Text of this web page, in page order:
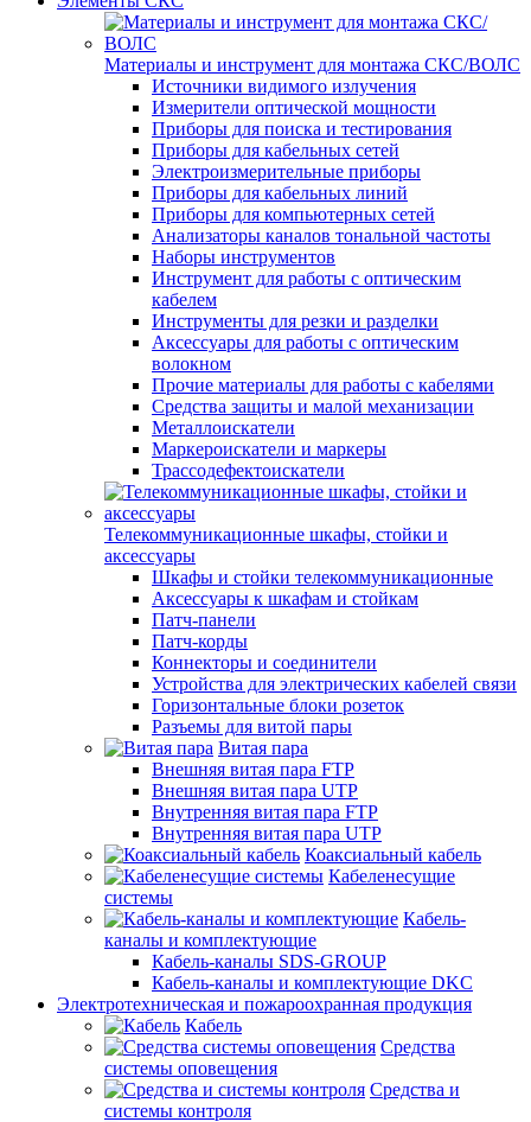
Материалы и инструмент для монтажа СКС/ВОЛС
Источники видимого излучения
Измерители оптической мощности
Приборы для поиска и тестирования
Приборы для кабельных сетей
Электроизмерительные приборы
Приборы для кабельных линий
Приборы для компьютерных сетей
Анализаторы каналов тональной частоты
Наборы инструментов
Инструмент для работы с оптическим
кабелем
Инструменты для резки и разделки
Аксессуары для работы с оптическим
волокном
Прочие материалы для работы с кабелями
Средства защиты и малой механизации
Металлоискатели
Маркероискатели и маркеры
Трассодефектоискатели
Телекоммуникационные шкафы, стойки и
аксессуары
Шкафы и стойки телекоммуникационные
Аксессуары к шкафам и стойкам
Патч-панели
Патч-корды
Коннекторы и соединители
Устройства для электрических кабелей связи
Горизонтальные блоки розеток
Разъемы для витой пары
Витая пара
Внешняя витая пара FTP
Внешняя витая пара UTP
Внутренняя витая пара FTP
Внутренняя витая пара UTP
Коаксиальный кабель
Кабеленесущие
системы
Кабель-
каналы и комплектующие
Кабель-каналы SDS-GROUP
Кабель-каналы и комплектующие DKC
Электротехническая и пожароохранная продукция
Кабель
Средства
системы оповещения
Средства и
системы контроля